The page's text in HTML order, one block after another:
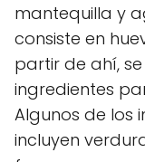
mantequilla y
consiste en
partir de ahí,
ingredientes
Algunos de los
incluyen